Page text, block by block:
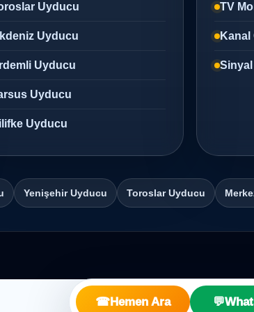
Uyducu
Uyducu
Uyducu
Uyducu
Uyducu
TV
Kanal
Sinyal
Yenişehir Uyducu Toroslar Uyducu
☎Hemen Ara 💬